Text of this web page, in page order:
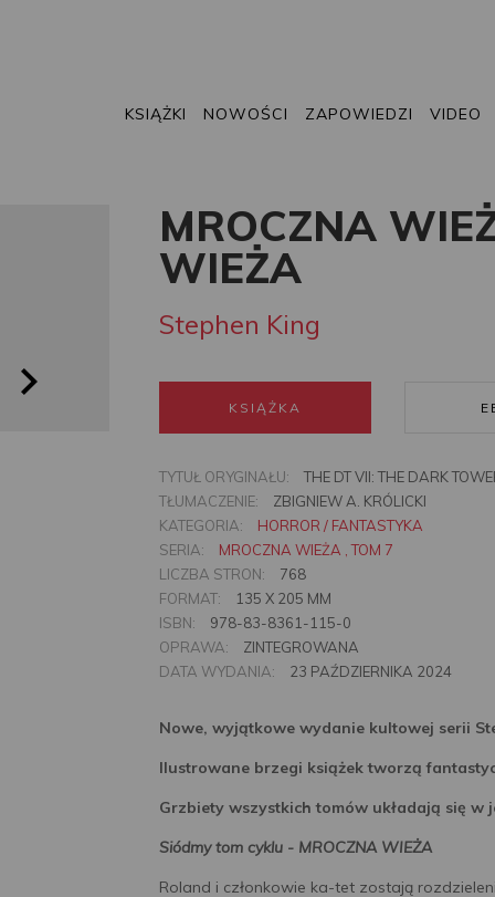
KSIĄŻKI NOWOŚCI ZAPOWIEDZI VIDEO
MROCZNA
WIEŻA
Stephen King
KSIĄŻKA
TYTUŁ ORYGINAŁU:
THE DT VII: THE DARK
TŁUMACZENIE:
ZBIGNIEW A. KRÓLICKI
KATEGORIA:
HORROR / FANTASTYKA
SERIA:
MROCZNA WIEŻA , TOM 7
LICZBA STRON:
768
FORMAT:
135 X 205 MM
ISBN:
978-83-8361-115-0
OPRAWA:
ZINTEGROWANA
DATA WYDANIA:
23 PAŹDZIERNIKA 2024
Nowe, wyjątkowe wydanie kultowej serii
Ilustrowane brzegi książek tworzą
Grzbiety wszystkich tomów układają się w
Siódmy tom cyklu - MROCZNA WIEŻA
Roland i członkowie ka-tet zostają